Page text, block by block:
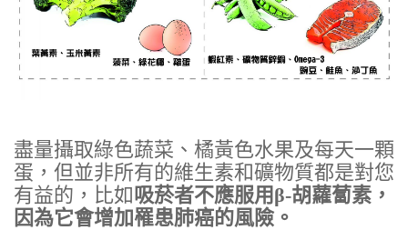
盡量攝取綠色蔬菜、橘黃色水果及每天一顆
蛋，但並非所有的維生素和礦物質都是對您
有益的，比如吸菸者不應服用β-胡蘿蔔素，
因為它會增加罹患肺癌的風險。